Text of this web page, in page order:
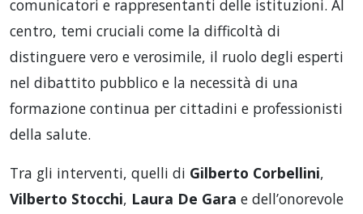
comunicatori e rappresentanti delle istituzioni. Al
centro, temi cruciali come la difficoltà di
distinguere vero e verosimile, il ruolo degli esperti
nel dibattito pubblico e la necessità di una
formazione continua per cittadini e professionisti
della salute.
Tra gli interventi, quelli di Gilberto Corbellini,
Vilberto Stocchi, Laura De Gara e dell’onorevole